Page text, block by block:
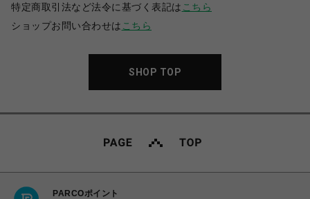
特定商取引法など法令に基づく表記は こちら
ショップお問い合わせは こちら
SHOP TOP
PARCOポイント